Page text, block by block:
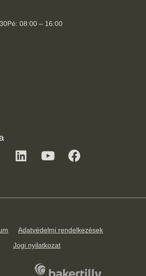
Pé: 08:00 – 16:00
Adatvédelmi rendelkezések
Jogi nyilatkozat